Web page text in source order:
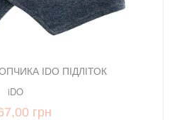
IDO ПІДЛІТОК
iDO
грн